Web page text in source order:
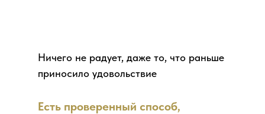
Ничего не радует, даже то, что раньше
приносило удовольствие
Есть проверенный способ,